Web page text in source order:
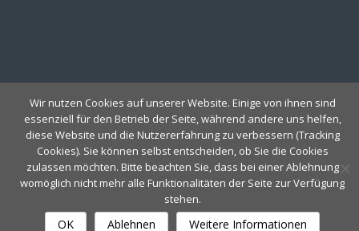
Anmeldung Newsletter
Wir nutzen Cookies auf unserer Website. Einige von ihnen sind
essenziell für den Betrieb der Seite, während andere uns helfen,
diese Website und die Nutzererfahrung zu verbessern (Tracking
Cookies). Sie können selbst entscheiden, ob Sie die Cookies
zulassen möchten. Bitte beachten Sie, dass bei einer Ablehnung
womöglich nicht mehr alle Funktionalitäten der Seite zur Verfügung
stehen.
OK Ablehnen Weitere Informationen